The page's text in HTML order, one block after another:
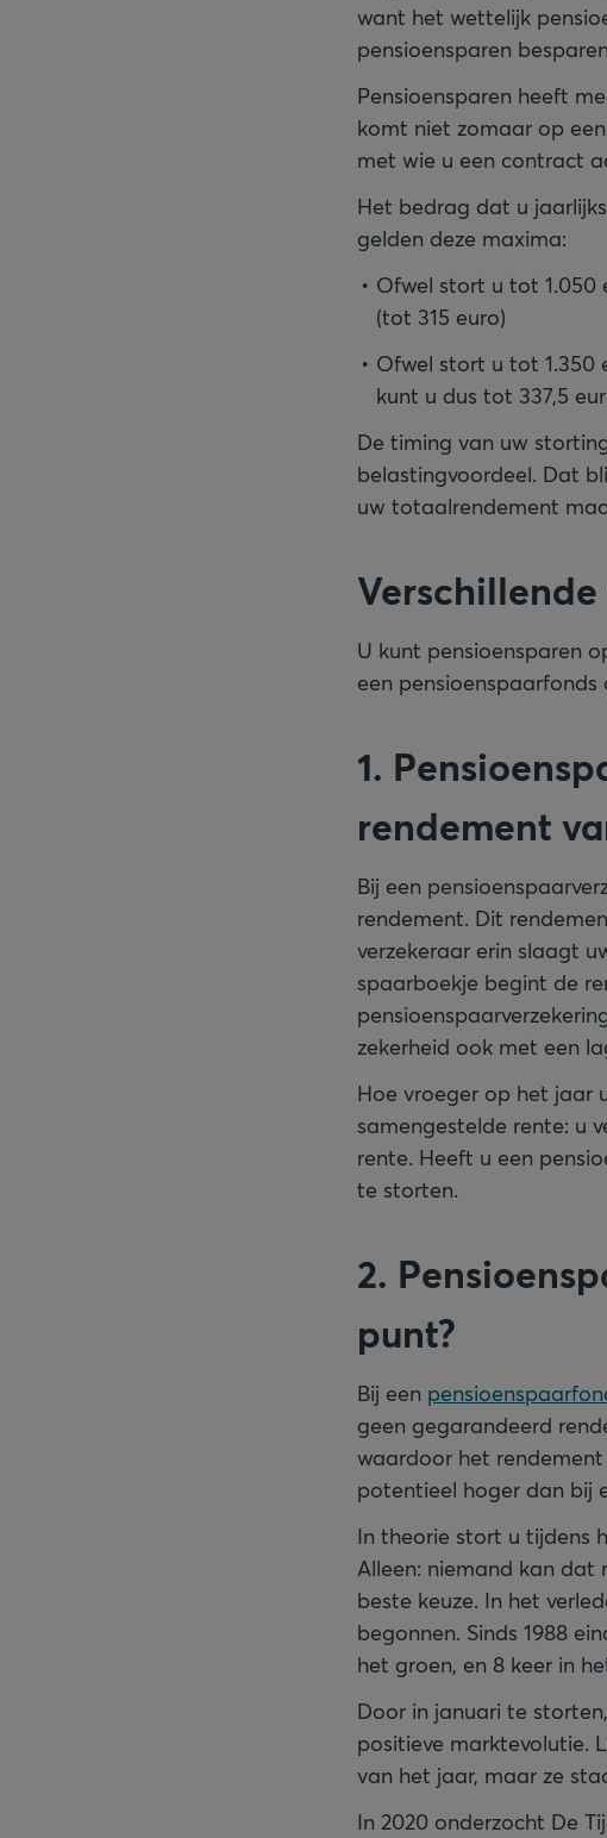
want het wettelijk
pensioensparen
Pensioensparen heeft
komt niet zomaar op
met wie u een contract
Het bedrag dat u
gelden deze maxima:
Ofwel stort u tot 1.050
(tot 315 euro)
Ofwel stort u tot 1.350
kunt u dus tot 337,5
De timing van uw
belastingvoordeel. Dat
uw totaalrendement
U kunt pensioensparen
een
1.
rendement
Bij een
rendement. Dit
verzekeraar erin slaagt
spaarboekje begint de
zekerheid ook met een
Hoe vroeger op het jaar
samengestelde rente: u
rente. Heeft u een
te storten.
2.
punt?
Bij een
geen gegarandeerd
waardoor het
potentieel hoger dan bij
In theorie stort u tijdens
Alleen: niemand kan dat
beste keuze. In het
begonnen. Sinds 1988
het groen, en 8 keer in
Door in januari te
positieve marktevolutie.
van het jaar, maar ze
In 2020 onderzocht De